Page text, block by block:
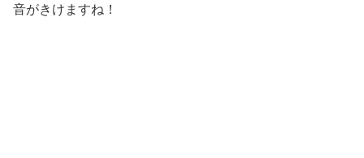
音がきけますね！